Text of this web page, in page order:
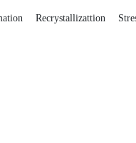
Recrystallizattion